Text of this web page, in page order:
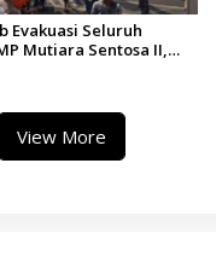
Evakuasi Seluruh
Mutiara Sentosa II,
View More